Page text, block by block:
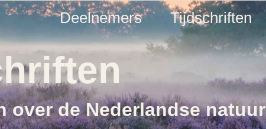
Deelnemers Tijdschriften
de Nederlandse natuur